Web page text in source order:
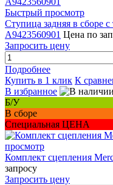
Быстрый просмотр
Ступица задняя в сборе
A9423560901 Цена по
Запросить цену
Подробнее
Купить в 1 клик К
В избранное
Б/У
В сборе
Специальная ЦЕНА
просмотр
Комплект сцепления
запросу
Запросить цену